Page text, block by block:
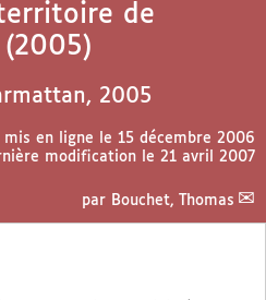
de
(2005)
2005
en ligne le 15 décembre 2006
modification le 21 avril 2007
par Bouchet, Thomas